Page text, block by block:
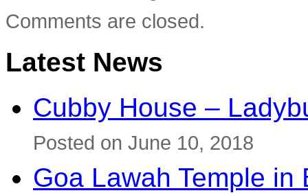
Comments are closed.
Latest News
Cubby House –
Posted on June 10, 2018
Goa Lawah Temple in